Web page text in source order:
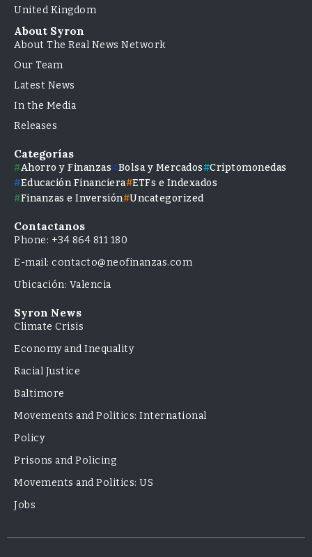
United Kingdom
About Syron
About The Real News Network
Our Team
Latest News
In the Media
Releases
Categorías
Ahorro y Finanzas Bolsa y Mercados
Criptomonedas
Educación Financiera ETFs e Indexados
Finanzas e Inversión Uncategorized
Contactanos
Phone: +34 864 811 180
E-mail: contacto@neofinanzas.com
Ubicación: Valencia
Syron News
Climate Crisis
Economy and Inequality
Racial Justice
Baltimore
Movements and Politics: International
Policy
Prisons and Policing
Movements and Politics: US
Jobs